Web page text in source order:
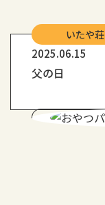
いたや荘
2025.06.15
父の日